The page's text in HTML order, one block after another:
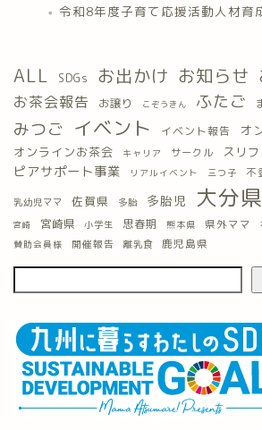
令和8年度子育て応援活動人材育
ALL SDGs お出かけ お知らせ
お茶会報告 お譲り こぞうきん ふたご
みつご イベント イベント報告 オ
オンラインお茶会 キャリア サークル スリフ
ピアサポート事業 リアルイベント 三つ子 不
乳幼児ママ 佐賀県 多胎 多胎児 大分県
宮崎 宮崎県 小学生 思春期 熊本県 県外ママ
賛助会員様 開催報告 離乳食 鹿児島県